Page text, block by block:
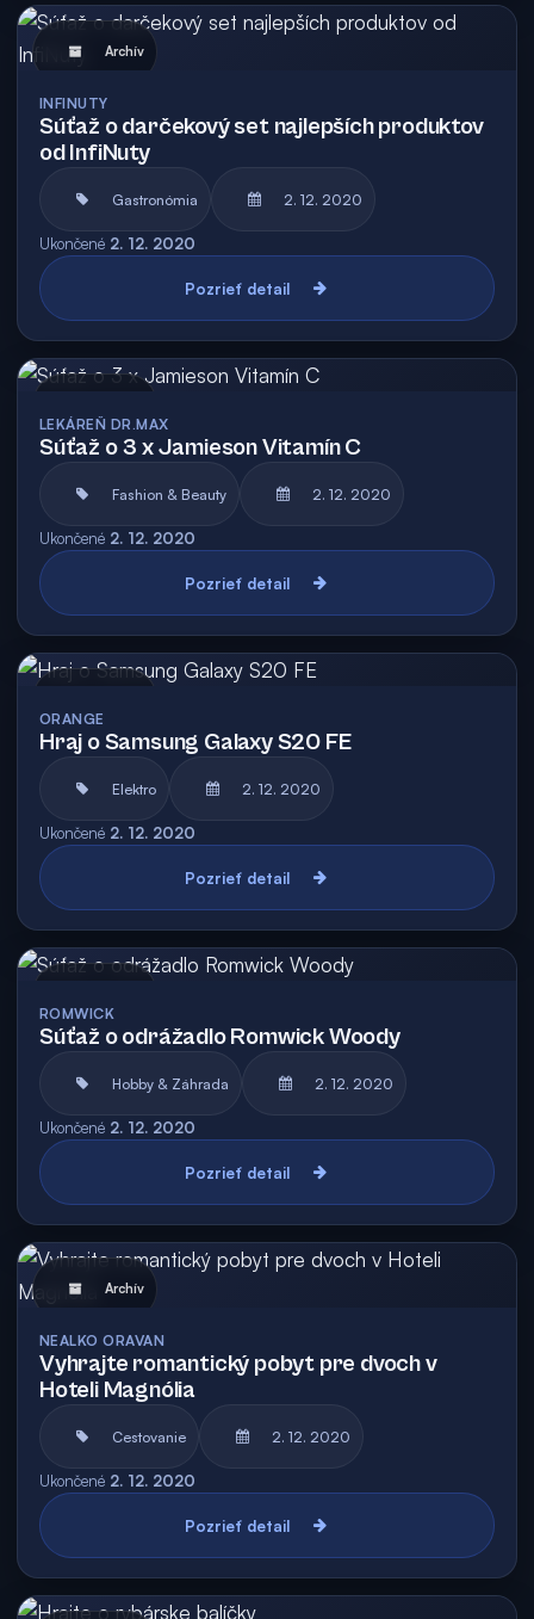
Archív
INFINUTY
Súťaž o darčekový set najlepších produktov
od InfiNuty
Gastronómia 2. 12. 2020
Ukončené 2. 12. 2020
Pozrieť detail
LEKÁREŇ DR.MAX
Súťaž o 3 x Jamieson Vitamín C
Fashion & Beauty 2. 12. 2020
Ukončené 2. 12. 2020
Pozrieť detail
ORANGE
Hraj o Samsung Galaxy S20 FE
Elektro 2. 12. 2020
Ukončené 2. 12. 2020
Pozrieť detail
ROMWICK
Súťaž o odrážadlo Romwick Woody
Hobby & Záhrada 2. 12. 2020
Ukončené 2. 12. 2020
Pozrieť detail
Archív
NEALKO ORAVAN
Vyhrajte romantický pobyt pre dvoch v
Hoteli Magnólia
Cestovanie 2. 12. 2020
Ukončené 2. 12. 2020
Pozrieť detail